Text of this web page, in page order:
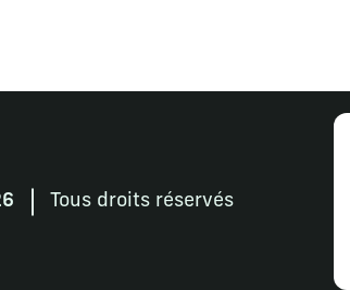
Tous droits réservés